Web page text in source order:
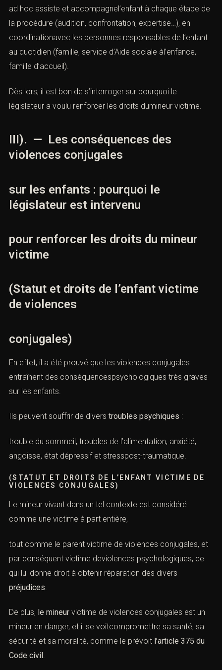
ad hoc assiste et accompagnel’enfant à chaque étape de
la procédure (audition, confrontation, expertise…), en
coordinationavec les personnes responsables de l’enfant
au quotidien (famille, service d’Aide sociale àl’enfance,
famille d’accueil).
Dès lors, il est bon de s’interroger sur pourquoi le
législateur a voulu renforcer les droits dumineur victime
III). — Les conséquences des
violences conjugales
sur les enfants : pourquoi le
législateur est intervenu
pour renforcer les droits du mineur
victime
(Statut et droits de l’enfant victime
de violences
conjugales)
En effet, il a été prouvé que les violences conjugales
entraînent des conséquencespsychologiques très graves
sur les enfants.
Ils peuvent souffrir de divers troubles psychiques :
trouble du sommeil, troubles de l’alimentation, anxiété,
angoisse, état dépressif et stresspost-traumatique.
(STATUT ET DROITS DE L’ENFANT VICTIME DE
VIOLENCES CONJUGALES)
Le mineur vivant dans un tel contexte est considéré
comme une victime à part entière,
tout comme le parent victime de violences conjugales, et
par conséquent victime deviolences psychologiques, ce
qui lui donne droit à obtenir réparation des divers
préjudices.
De plus, le mineur victime de violences conjugales est un
mineur en danger, et il se voitcompromettre sa santé, sa
sécurité et sa moralité, comme le prévoit l’article 375 du
Code civil .